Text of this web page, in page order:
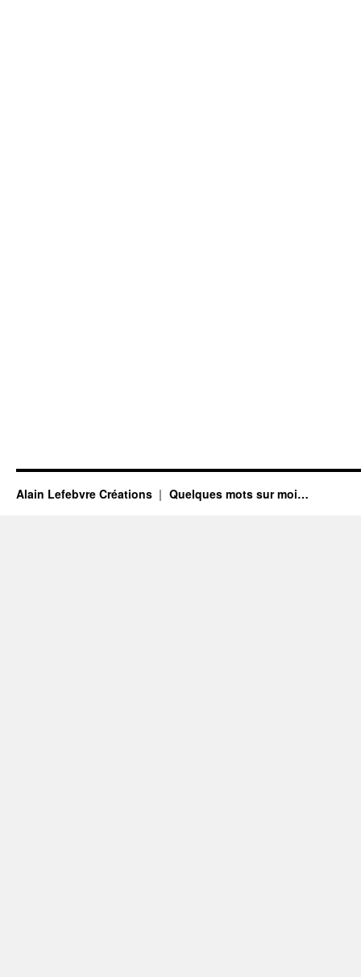
Alain Lefebvre Créations Quelques mots sur moi…